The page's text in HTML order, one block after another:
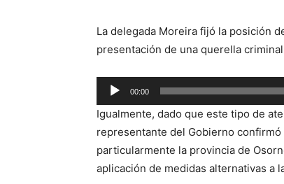
La delegada Moreira fijó la posición
presentación de una querella
Reproductor
de
audio
00:00
Igualmente, dado que este tipo de
representante del Gobierno
particularmente la provincia de
aplicación de medidas alternativas a